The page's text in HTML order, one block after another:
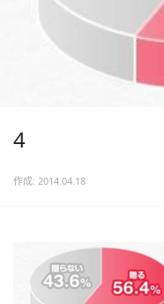
4
作成: 2014.04.18